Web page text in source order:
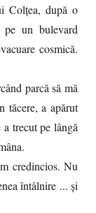
Colțea, după o
pe un bulevard
cosmică.
parcă să mă
tăcere, a apărut
trecut pe lângă
credincios. Nu
întâlnire ... și